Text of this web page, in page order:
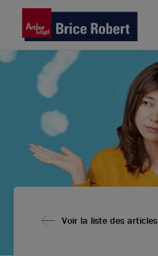
Voir la liste des articles